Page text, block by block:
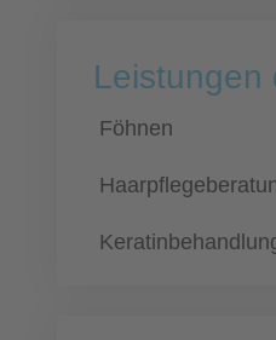
Leistungen
Föhnen